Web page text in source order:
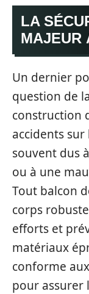
LA
MAJEUR
Un dernier
question de
construction
accidents
souvent dus
ou à une
Tout balcon
corps
efforts et
matériaux
conforme
pour assurer